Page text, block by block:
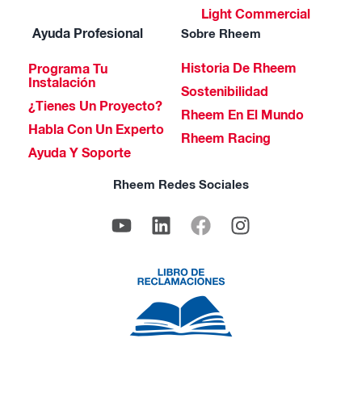
Light Commercial
Ayuda Profesional
Programa Tu
Instalación
¿Tienes Un Proyecto?
Habla Con Un Experto
Ayuda Y Soporte
Sobre Rheem
Historia De Rheem
Sostenibilidad
Rheem En El Mundo
Rheem Racing
Rheem Redes Sociales